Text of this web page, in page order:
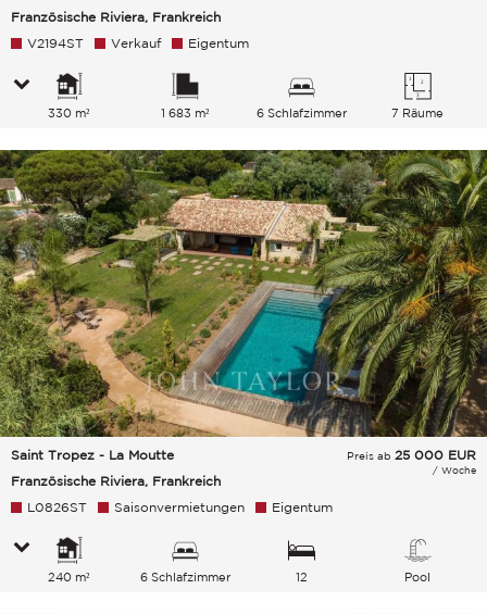
Französische Riviera, Frankreich
V2194ST Verkauf Eigentum
330 m² 1 683 m² 6 Schlafzimmer 7 Räume
Saint Tropez - La Moutte
Französische Riviera, Frankreich
Preis ab 25 000 EUR
/ Woche
L0826ST Saisonvermietungen Eigentum
240 m² 6 Schlafzimmer
12
Pool